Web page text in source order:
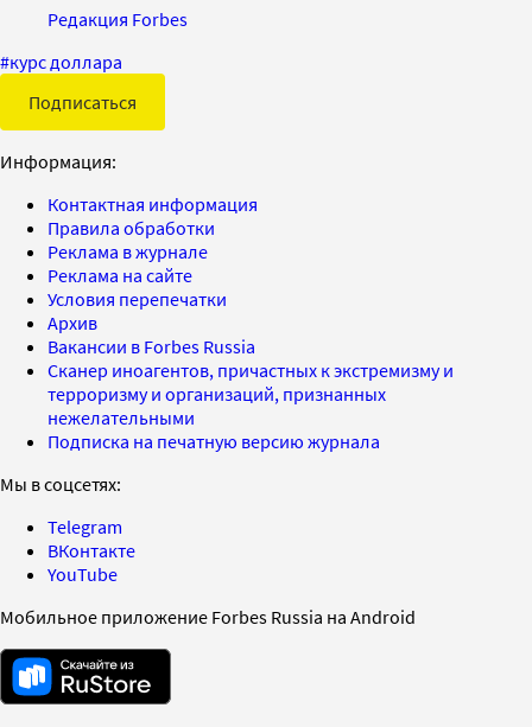
Редакция Forbes
#курс доллара
Подписаться
Информация:
Контактная информация
Правила обработки
Реклама в журнале
Реклама на сайте
Условия перепечатки
Архив
Вакансии в Forbes Russia
Сканер иноагентов, причастных к экстремизму и
терроризму и организаций, признанных
нежелательными
Подписка на печатную версию журнала
Мы в соцсетях:
Telegram
ВКонтакте
YouTube
Мобильное приложение Forbes Russia на Android